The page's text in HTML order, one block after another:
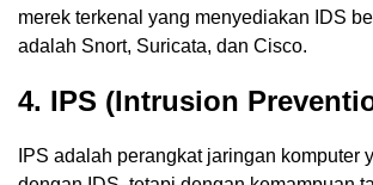
merek terkenal yang menyediakan IDS
adalah Snort, Suricata, dan Cisco.
4. IPS (Intrusion
IPS adalah perangkat jaringan komputer